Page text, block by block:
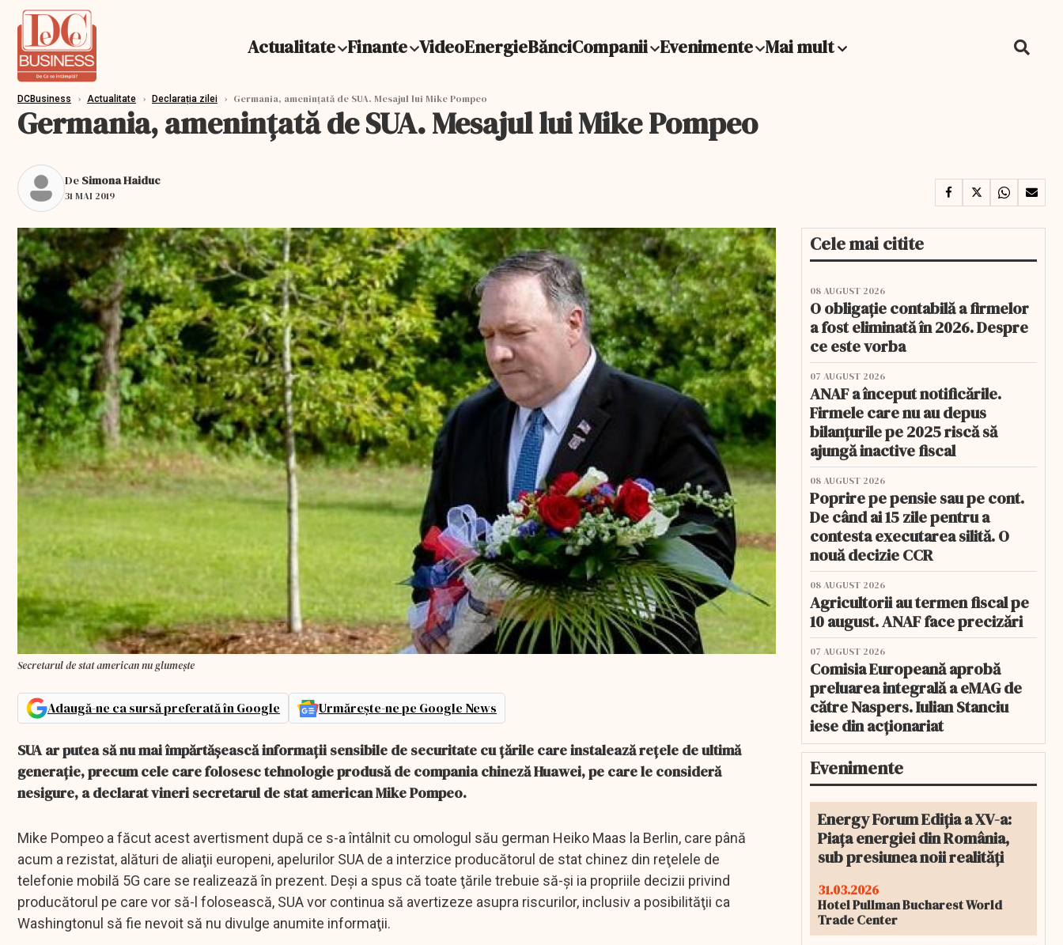
Actualitate Finante VideoEnergieBănciCompanii Evenimente Mai mult
DCBusiness › Actualitate › Declarația zilei › Germania, amenințată de SUA. Mesajul lui Mike Pompeo
Germania, amenințată de SUA. Mesajul lui Mike Pompeo
De Simona Haiduc
31 MAI 2019
Secretarul de stat american nu glumește
Adaugă-ne ca sursă preferată în Google Urmărește-ne pe Google News
SUA ar putea să nu mai împărtăşească informaţii sensibile de securitate cu ţările care instalează reţele de ultimă
generaţie, precum cele care folosesc tehnologie produsă de compania chineză Huawei, pe care le consideră
nesigure, a declarat vineri secretarul de stat american Mike Pompeo.
Mike Pompeo a făcut acest avertisment după ce s-a întâlnit cu omologul său german Heiko Maas la Berlin, care până
acum a rezistat, alături de aliaţii europeni, apelurilor SUA de a interzice producătorul de stat chinez din reţelele de
telefonie mobilă 5G care se realizează în prezent. Deşi a spus că toate ţările trebuie să-şi ia propriile decizii privind
producătorul pe care vor să-l folosească, SUA vor continua să avertizeze asupra riscurilor, inclusiv a posibilităţii ca
Washingtonul să fie nevoit să nu divulge anumite informaţii.
Cele mai citite
08 AUGUST 2026
O obligație contabilă a firmelor
a fost eliminată în 2026. Despre
ce este vorba
07 AUGUST 2026
ANAF a început notificările.
Firmele care nu au depus
bilanțurile pe 2025 riscă să
ajungă inactive fiscal
08 AUGUST 2026
Poprire pe pensie sau pe cont.
De când ai 15 zile pentru a
contesta executarea silită. O
nouă decizie CCR
08 AUGUST 2026
Agricultorii au termen fiscal pe
10 august. ANAF face precizări
07 AUGUST 2026
Comisia Europeană aprobă
preluarea integrală a eMAG de
către Naspers. Iulian Stanciu
iese din acționariat
Evenimente
Energy Forum Ediția a XV-a:
Piața energiei din România,
sub presiunea noii realități
31.03.2026
Hotel Pullman Bucharest World
Trade Center